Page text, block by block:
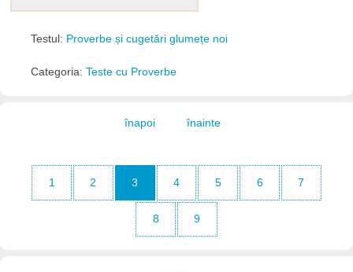
Testul: Proverbe și cugetări glumețe noi
Categoria: Teste cu Proverbe
înapoi înainte
1 2 3 4 5 6 7
8 9